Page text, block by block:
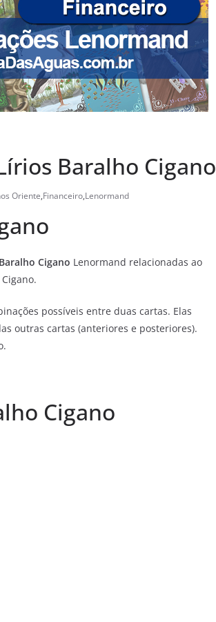
Baralho Cigano
Oriente,Financeiro,Lenormand
Baralho Cigano Lenormand relacionadas ao
possíveis entre duas cartas. Elas
outras cartas (anteriores e posteriores).
Cigano